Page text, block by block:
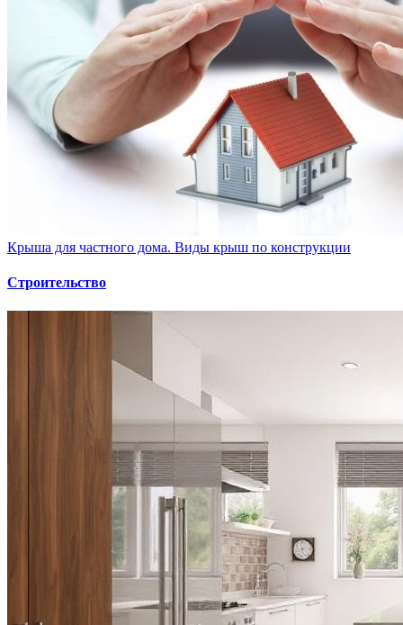
Крыша для частного дома. Виды крыш по конструкции
Строительство